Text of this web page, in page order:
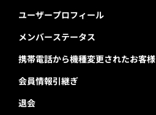
ユーザープロフィール
メンバーステータス
携帯電話から機種変更されたお客様
会員情報引継ぎ
退会